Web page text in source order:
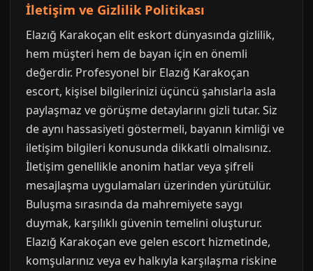
İletişim ve Gizlilik Politikası
Elazığ Karakoçan elit eskort dünyasında gizlilik,
hem müşteri hem de bayan için en önemli
değerdir. Profesyonel bir Elazığ Karakoçan
escort, kişisel bilgilerinizi üçüncü şahıslarla asla
paylaşmaz ve görüşme detaylarını gizli tutar. Siz
de aynı hassasiyeti göstermeli, bayanın kimliği ve
iletişim bilgileri konusunda dikkatli olmalısınız.
İletişim genellikle anonim hatlar veya şifreli
mesajlaşma uygulamaları üzerinden yürütülür.
Buluşma sırasında da mahremiyete saygı
duymak, karşılıklı güvenin temelini oluşturur.
Elazığ Karakoçan eve gelen escort hizmetinde,
komşularınız veya ev halkıyla karşılaşma riskine